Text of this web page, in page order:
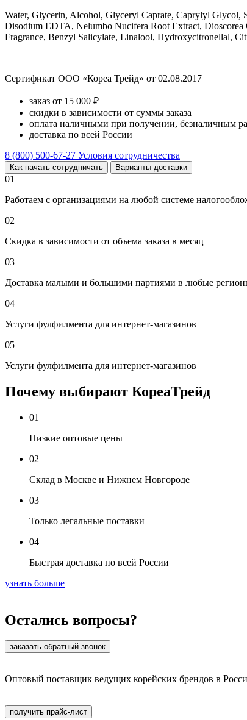
Water, Glycerin, Alcohol, Glyceryl Caprate, Caprylyl Glycol,
Disodium EDTA, Nelumbo Nucifera Root Extract,
Fragrance, Benzyl Salicylate, Linalool, Hydroxycitronellal,
Сертификат ООО «Кореа Трейд» от 02.08.2017
заказ от 15 000 ₽
скидки в зависимости от суммы заказа
оплата наличными при получении, безналичным
доставка по всей России
8 (800) 500-67-27 Условия сотрудничества
Как начать сотрудничать Варианты доставки
01
Работаем с организациями на любой системе
02
Скидка в зависимости от объема заказа в месяц
03
Доставка малыми и большими партиями в любые
04
Услуги фулфилмента для интернет-магазинов
05
Услуги фулфилмента для интернет-магазинов
Почему выбирают КореаТрейд
01
Низкие оптовые цены
02
Склад в Москве и Нижнем Новгороде
03
Только легальные поставки
04
Быстрая доставка по всей России
узнать больше
Остались вопросы?
заказать обратный звонок
Оптовый поставщик ведущих корейских брендов в
получить прайс-лист